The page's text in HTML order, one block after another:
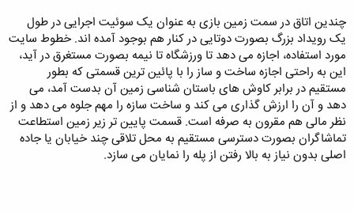
چندین اتاق در سمت زمین بازی به عنوان یک سوئیت اجرایی در طول
یک رویداد بزرگ بصورت دوتایی در کنار هم بوجود آمده اند. خطوط سایت
مورد استفاده، اجازه می دهد تا ورزشگاه تا نیمه بصورت مستغرق در آید،
این به راحتی اجازه ساخت و ساز را با پائین ترین قسمتی که بطور
مستقیم در برابر کاوش های باستان شناسی زمین آن بدست آمد، می
دهد و آن را ارزش گذاری می کند و ساخت سازه را مهم جلوه می دهد و از
نظر مالی هم مقرون به صرفه است. قسمت پایین تر زیر زمین استطاعت
تماشاگران بصورت دسترسی مستقیم به محل تلاقی چند خیابان یا جاده
اصلی بدون نیاز به بالا رفتن از پله را نمایان می سازد.